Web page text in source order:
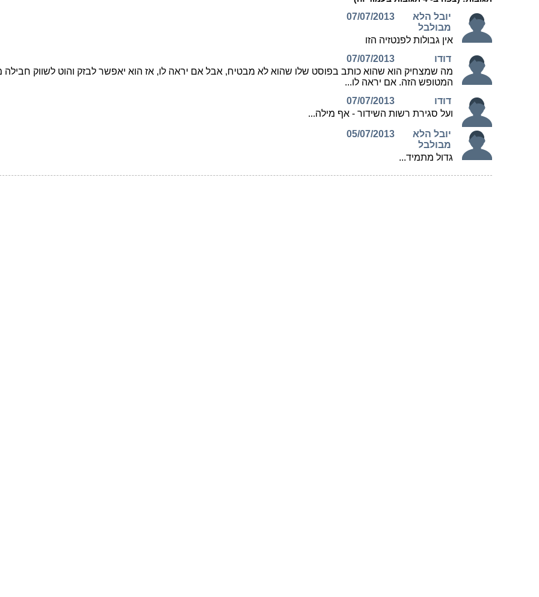
משרד התקשורת: אין קליטה
סלולרית בכביש? כך תוכלו
לשפר אותה
מש' התקשורת השיק מתודולוגית פיקוח על
כיסוי סלולרי בכבישים ובמסילות הרכבת.
דיווח הציבור מהשטח ישפיע על אזורי האכיפה
בהם נהגים ידווחו למשרד על קשיי קליטה.
Telecom News
המשך לקרוא »
משרד התקשורת פרסם את